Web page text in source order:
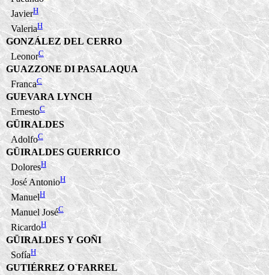
JavierH
ValeriaH
GONZÁLEZ DEL CERRO
LeonorC
GUAZZONE DI PASALAQUA
FrancaC
GUEVARA LYNCH
ErnestoC
GÜIRALDES
AdolfoC
GÜIRALDES GUERRICO
DoloresH
José AntonioH
ManuelH
Manuel JoséC
RicardoH
GÜIRALDES Y GOÑI
SofíaH
GUTIÉRREZ O`FARREL